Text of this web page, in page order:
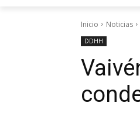
Inicio Noticias
DDHH